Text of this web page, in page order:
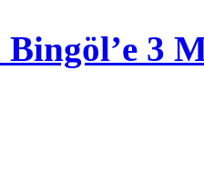
Bingöl’e 3